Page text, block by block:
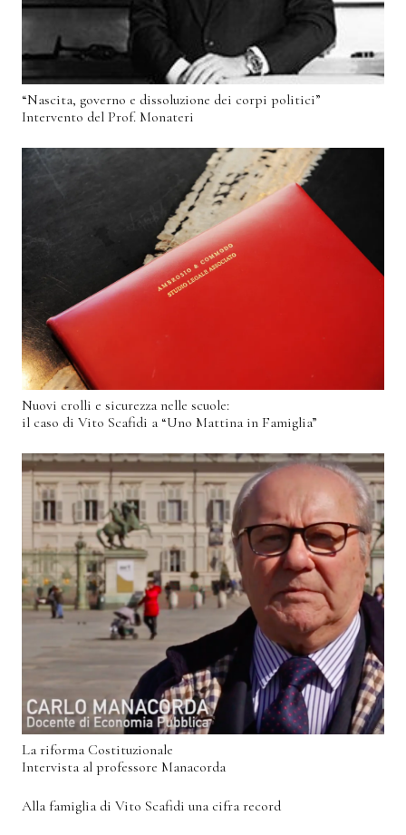
“Nascita, governo e dissoluzione dei corpi politici”
Intervento del Prof. Monateri
Nuovi crolli e sicurezza nelle scuole:
il caso di Vito Scafidi a “Uno Mattina in Famiglia”
La riforma Costituzionale
Intervista al professore Manacorda
Alla famiglia di Vito Scafidi una cifra record